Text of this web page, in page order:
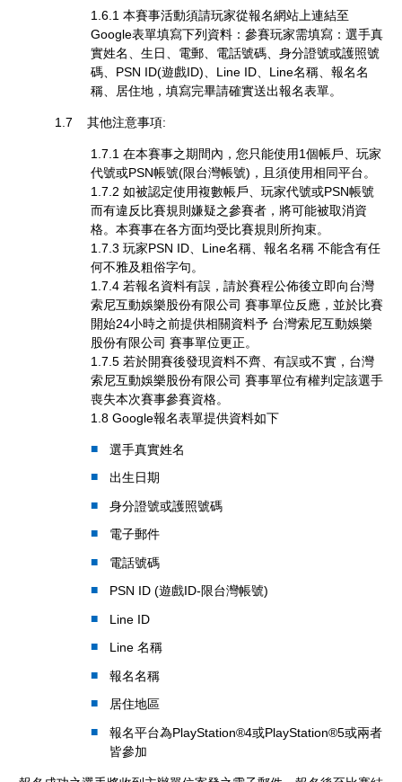
1.6.1 本賽事活動須請玩家從報名網站上連結至
Google表單填寫下列資料：參賽玩家需填寫：選手真
實姓名、生日、電郵、電話號碼、身分證號或護照號
碼、PSN ID(遊戲ID)、Line ID、Line名稱、報名名
稱、居住地，填寫完畢請確實送出報名表單。
1.7 其他注意事項:
1.7.1 在本賽事之期間內，您只能使用1個帳戶、玩家
代號或PSN帳號(限台灣帳號)，且須使用相同平台。
1.7.2 如被認定使用複數帳戶、玩家代號或PSN帳號
而有違反比賽規則嫌疑之參賽者，將可能被取消資
格。本賽事在各方面均受比賽規則所拘束。
1.7.3 玩家PSN ID、Line名稱、報名名稱 不能含有任
何不雅及粗俗字句。
1.7.4 若報名資料有誤，請於賽程公佈後立即向台灣
索尼互動娛樂股份有限公司 賽事單位反應，並於比賽
開始24小時之前提供相關資料予 台灣索尼互動娛樂
股份有限公司 賽事單位更正。
1.7.5 若於開賽後發現資料不齊、有誤或不實，台灣
索尼互動娛樂股份有限公司 賽事單位有權判定該選手
喪失本次賽事參賽資格。
1.8 Google報名表單提供資料如下
選手真實姓名
出生日期
身分證號或護照號碼
電子郵件
電話號碼
PSN ID (遊戲ID-限台灣帳號)
Line ID
Line 名稱
報名名稱
居住地區
報名平台為PlayStation®4或PlayStation®5或兩者
皆參加